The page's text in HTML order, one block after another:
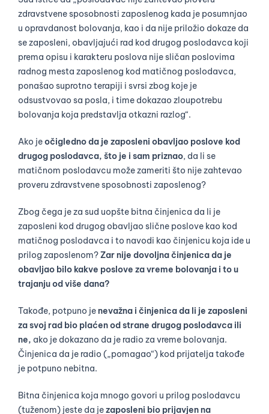
zdravstvene sposobnosti zaposlenog kada je posumnjao
u opravdanost bolovanja, kao i da nije priložio dokaze da
se zaposleni, obavljajući rad kod drugog poslodavca koji
prema opisu i karakteru poslova nije sličan poslovima
radnog mesta zaposlenog kod matičnog poslodavca,
ponašao suprotno terapiji i svrsi zbog koje je
odsustvovao sa posla, i time dokazao zloupotrebu
bolovanja koja predstavlja otkazni razlog“.
Ako jeočigledno da je zaposleni obavljao poslove kod
drugog poslodavca, što je i sam priznao, da li se
matičnom poslodavcu može zameriti što nije zahtevao
proveru zdravstvene sposobnosti zaposlenog?
Zbog čega je za sud uopšte bitna činjenica da li je
zaposleni kod drugog obavljao slične poslove kao kod
matičnog poslodavca i to navodi kao činjenicu koja ide u
prilog zaposlenom?Zar nije dovoljna činjenica da je
obavljao bilo kakve poslove za vreme bolovanja i to u
trajanju od više dana?
Takođe, potpuno jenevažna i činjenica da li je zaposleni
za svoj rad bio plaćen od strane drugog poslodavca ili
ne, ako je dokazano da je radio za vreme bolovanja.
Činjenica da je radio („pomagao“) kod prijatelja takođe
je potpuno nebitna.
Bitna činjenica koja mnogo govori u prilog poslodavcu
(tuženom) jeste da jezaposleni bio prijavjen na